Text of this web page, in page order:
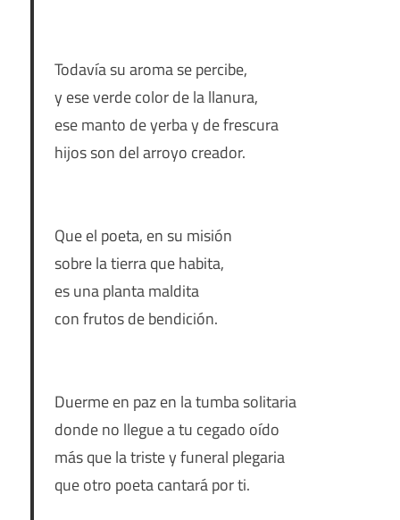
Todavía su aroma se percibe,
y ese verde color de la llanura,
ese manto de yerba y de frescura
hijos son del arroyo creador.
Que el poeta, en su misión
sobre la tierra que habita,
es una planta maldita
con frutos de bendición.
Duerme en paz en la tumba solitaria
donde no llegue a tu cegado oído
más que la triste y funeral plegaria
que otro poeta cantará por ti.